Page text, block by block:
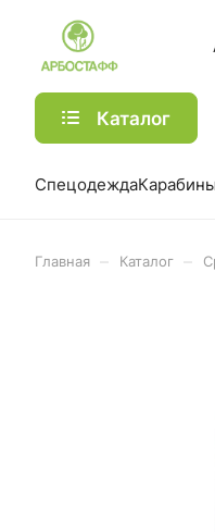
Каталог
СпецодеждаКарабины
Главная Каталог